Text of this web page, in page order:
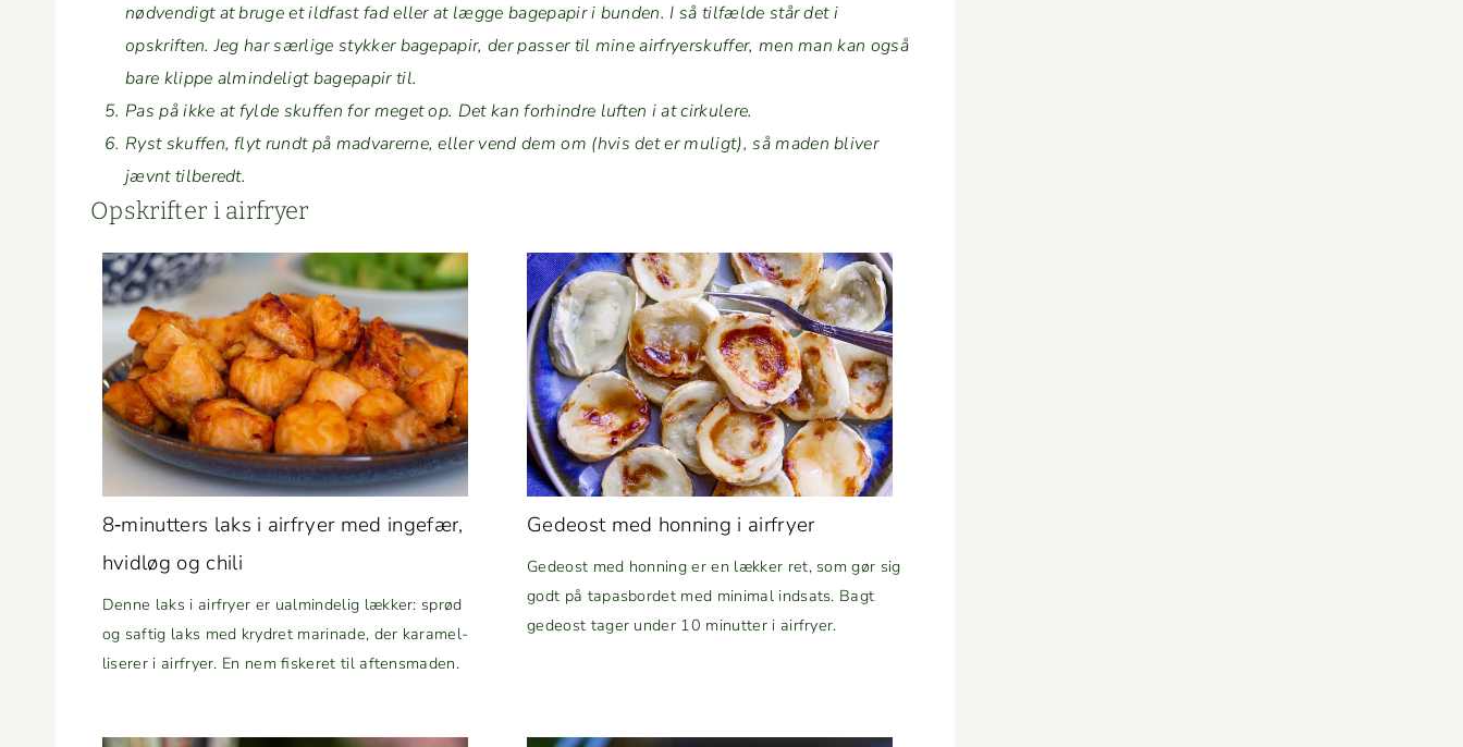
nød­vendigt at bruge et ild­fast fad eller at lægge bagepa­pir i bun­den. I så til­fælde står det i
opskriften. Jeg har særlige stykker bagepa­pir, der pass­er til mine air­fry­er­skuf­fer, men man kan også
bare klippe almin­deligt bagepa­pir til.
Pas på ikke at fylde skuf­fen for meget op. Det kan forhin­dre luften i at cirkulere.
Ryst skuf­fen, flyt rundt på mad­var­erne, eller vend dem om (hvis det er muligt), så maden bliv­er
jævnt tilberedt.
Opskrifter i airfryer
8‑minutters laks i air­fry­er med inge­fær,
hvidløg og chili
Denne laks i air­fry­er er ual­min­delig lækker: sprød
og saftig laks med kry­dret mari­nade, der karamel­
lis­er­er i air­fry­er. En nem fiskeret til aftensmaden.
Gedeost med hon­ning i air­fry­er
Gedeost med hon­ning er en lækker ret, som gør sig
godt på tapas­bor­det med min­i­mal ind­sats. Bagt
gedeost tager under 10 min­ut­ter i airfryer.